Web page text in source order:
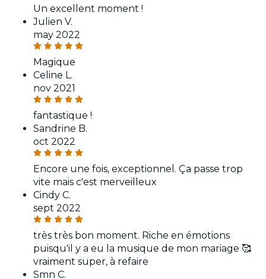
Un excellent moment !
Julien V.
may 2022
Magique
Celine L.
nov 2021
fantastique !
Sandrine B.
oct 2022
Encore une fois, exceptionnel. Ça passe trop
vite mais c'est merveilleux
Cindy C.
sept 2022
très très bon moment. Riche en émotions
puisqu'il y a eu la musique de mon mariage 🥰
vraiment super, à refaire
Smn C.